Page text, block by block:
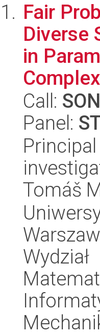
Fair
Diverse
in
Call:
Panel:
Principal
Tomáš
Wydział